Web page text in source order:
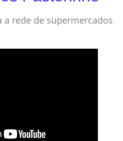
rede de supermercados